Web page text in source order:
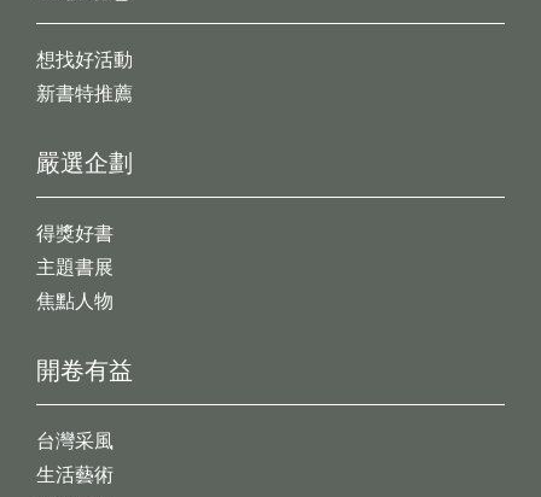
想找好活動
新書特推薦
開卷有益
台灣采風
生活藝術
嚴選企劃
得獎好書
主題書展
焦點人物